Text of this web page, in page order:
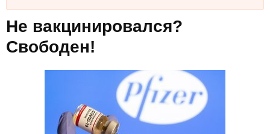
Не вакцинировался?
Свободен!